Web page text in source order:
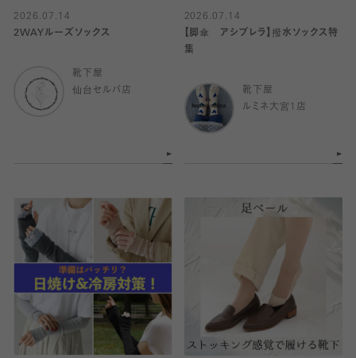
2026.07.14
2WAYルーズソックス
靴下屋
仙台セルバ店
2026.07.14
【脚傘 アシブレラ】撥水ソックス特
集
靴下屋
ルミネ大宮1店